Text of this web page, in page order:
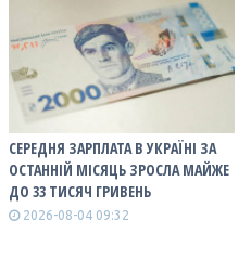
СЕРЕДНЯ ЗАРПЛАТА В УКРАЇНІ ЗА
ОСТАННІЙ МІСЯЦЬ ЗРОСЛА МАЙЖЕ
ДО 33 ТИСЯЧ ГРИВЕНЬ
2026-08-04 09:32